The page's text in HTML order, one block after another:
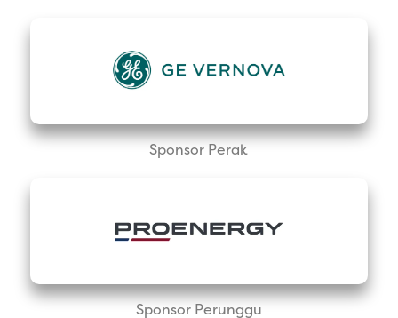
Sponsor Perak
Sponsor Perunggu